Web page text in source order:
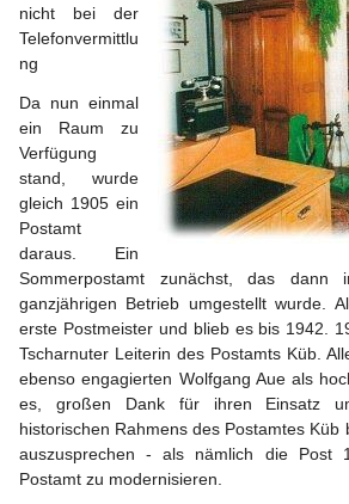
nicht bei der
Telefonvermittlu
ng
Da nun einmal
ein Raum zu
Verfügung
stand, wurde
gleich 1905 ein
Postamt
daraus. Ein
Sommerpostamt zunächst, das
ganzjährigen Betrieb umgestellt wurde.
erste Postmeister und blieb es bis 1942.
Tscharnuter Leiterin des Postamts Küb.
ebenso engagierten Wolfgang Aue als
es, großen Dank für ihren Einsatz
historischen Rahmens des Postamtes Küb
auszusprechen - als nämlich die Post
Postamt zu modernisieren.